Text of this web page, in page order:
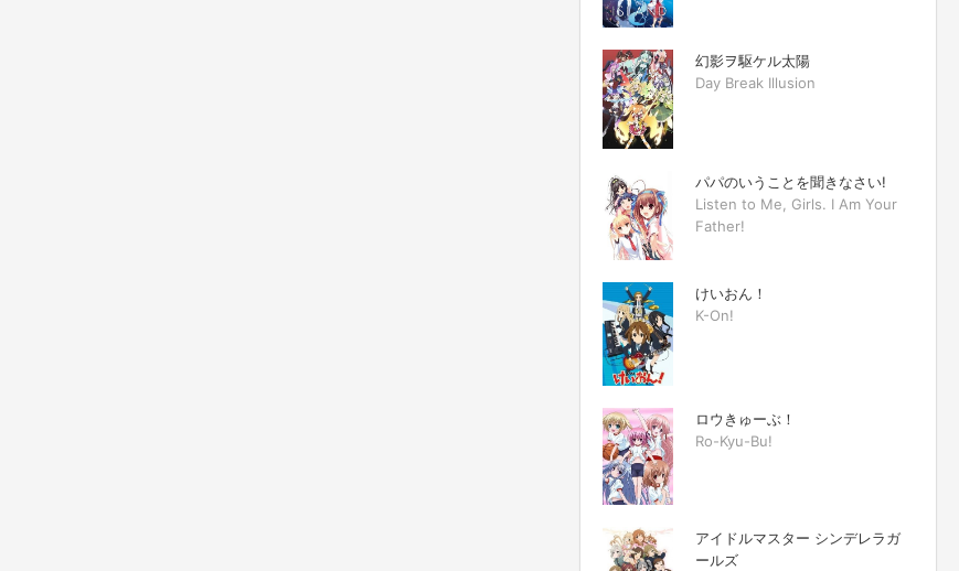
幻影ヲ駆ケル太陽
Day Break Illusion
パパのいうことを聞きなさい!
Listen to Me, Girls. I Am Your
Father!
けいおん！
K-On!
ロウきゅーぶ！
Ro-Kyu-Bu!
アイドルマスター シンデレラガ
ールズ